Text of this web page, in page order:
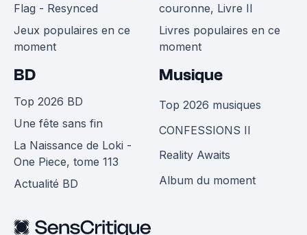
Flag - Resynced
Jeux populaires en ce
moment
couronne, Livre II
Livres populaires en ce
moment
BD
Top 2026 BD
Une fête sans fin
La Naissance de Loki -
One Piece, tome 113
Actualité BD
Musique
Top 2026 musiques
CONFESSIONS II
Reality Awaits
Album du moment